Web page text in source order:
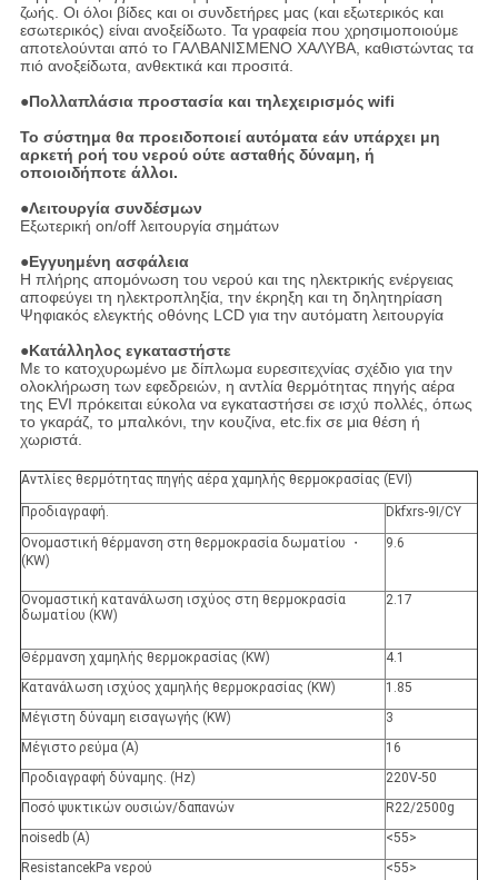
ζωής. Οι όλοι βίδες και οι συνδετήρες μας (και εξωτερικός και
εσωτερικός) είναι ανοξείδωτο. Τα γραφεία που χρησιμοποιούμε
αποτελούνται από το ΓΑΛΒΑΝΙΣΜΕΝΟ ΧΑΛΥΒΑ, καθιστώντας τα
πιό ανοξείδωτα, ανθεκτικά και προσιτά.
●Πολλαπλάσια προστασία και τηλεχειρισμός wifi
Το σύστημα θα προειδοποιεί αυτόματα εάν υπάρχει μη
αρκετή ροή του νερού ούτε ασταθής δύναμη, ή
οποιοιδήποτε άλλοι.
●Λειτουργία συνδέσμων
Εξωτερική on/off λειτουργία σημάτων
●Εγγυημένη ασφάλεια
Η πλήρης απομόνωση του νερού και της ηλεκτρικής ενέργειας
αποφεύγει τη ηλεκτροπληξία, την έκρηξη και τη δηλητηρίαση
Ψηφιακός ελεγκτής οθόνης LCD για την αυτόματη λειτουργία
●Κατάλληλος εγκαταστήστε
Με το κατοχυρωμένο με δίπλωμα ευρεσιτεχνίας σχέδιο για την
ολοκλήρωση των εφεδρειών, η αντλία θερμότητας πηγής αέρα
της EVI πρόκειται εύκολα να εγκαταστήσει σε ισχύ πολλές, όπως
το γκαράζ, το μπαλκόνι, την κουζίνα, etc.fix σε μια θέση ή
χωριστά.
Αντλίες θερμότητας πηγής αέρα χαμηλής θερμοκρασίας (EVI)
Προδιαγραφή.
Dkfxrs-9I/CY
Ονομαστική θέρμανση στη θερμοκρασία δωματίου ・
(KW)
9.6
Ονομαστική κατανάλωση ισχύος στη θερμοκρασία
δωματίου (KW)
2.17
Θέρμανση χαμηλής θερμοκρασίας (KW)
4.1
Κατανάλωση ισχύος χαμηλής θερμοκρασίας (KW)
1.85
Μέγιστη δύναμη εισαγωγής (KW)
3
Μέγιστο ρεύμα (Α)
16
Προδιαγραφή δύναμης. (Hz)
220V-50
Ποσό ψυκτικών ουσιών/δαπανών
R22/2500g
noisedb (Α)
<55>
ResistancekPa νερού
<55>